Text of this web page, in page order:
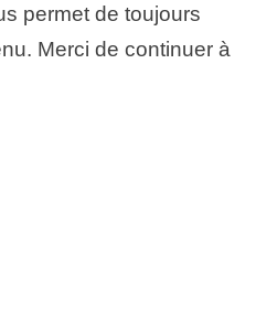
permet de toujours
Merci de continuer à